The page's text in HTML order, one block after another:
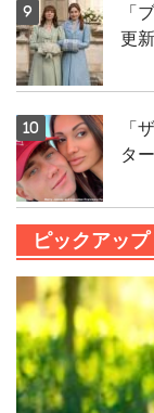
「
更
「
タ
ピックアップ